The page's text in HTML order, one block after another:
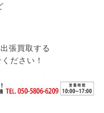
張買取する
ださい！